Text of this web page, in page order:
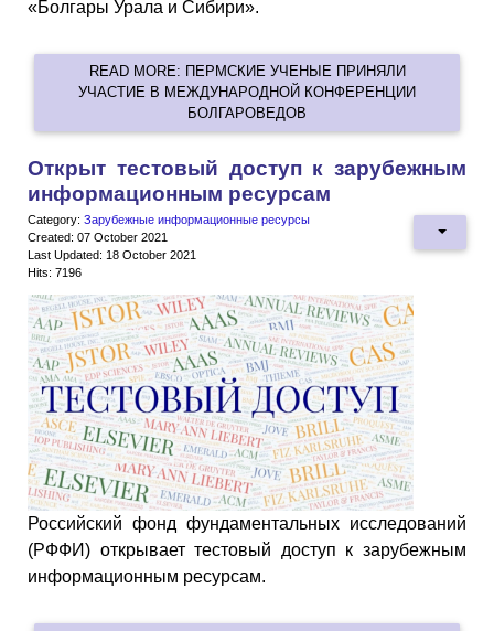
«Болгары Урала и Сибири».
READ MORE: ПЕРМСКИЕ УЧЕНЫЕ ПРИНЯЛИ
УЧАСТИЕ В МЕЖДУНАРОДНОЙ КОНФЕРЕНЦИИ
БОЛГАРОВЕДОВ
Открыт тестовый доступ к зарубежным
информационным ресурсам
Category: Зарубежные информационные ресурсы
Created: 07 October 2021
Last Updated: 18 October 2021
Hits: 7196
Российский фонд фундаментальных исследований
(РФФИ) открывает тестовый доступ к зарубежным
информационным ресурсам.